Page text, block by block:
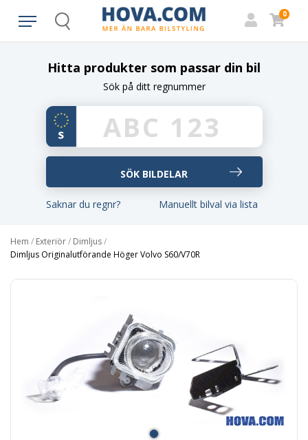
Search
0
Hitta produkter som passar din bil
Sök på ditt regnummer
Saknar du regnr? Manuellt bilval via lista
Hem / Exteriör/ Dimljus/
Dimljus Originalutförande Höger Volvo S60/V70R